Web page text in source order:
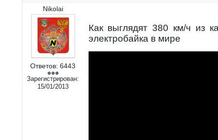
Nikolai
Ответов: 6443
Зарегистрирован:
15/01/2013
Как выглядят 380 км/ч из
электробайка в мире